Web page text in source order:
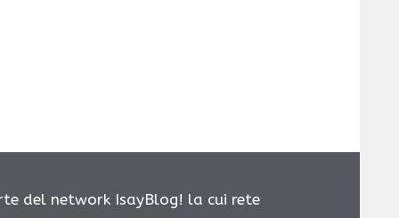
del network IsayBlog! la cui rete